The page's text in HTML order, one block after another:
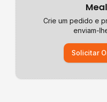
Crie um pedido e
enviam-
Solicitar